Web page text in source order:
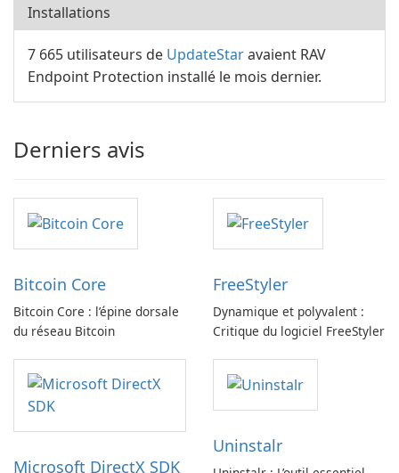
Installations
7 665 utilisateurs de UpdateStaravaient RAV
Endpoint Protection installé le mois dernier.
Derniers avis
Bitcoin Core
Bitcoin Core : l’épine dorsale
du réseau Bitcoin
FreeStyler
Dynamique et polyvalent :
Critique du logiciel FreeStyler
Microsoft DirectX SDK
Uninstalr